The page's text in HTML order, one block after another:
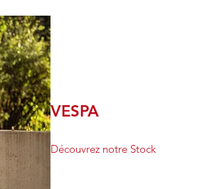
VESPA
Découvrez notre Stock